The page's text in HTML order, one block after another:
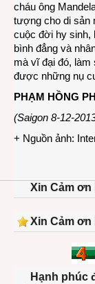
cháu ông
tượng cho di sản
cuộc đời hy sinh,
bình đẳng và
mà vĩ đại đó, làm
được những nụ
PHẠM HỒNG
(Saigon 8-12-
+ Nguồn ảnh:
Xin Cảm
Xin Cảm
Hạnh phúc